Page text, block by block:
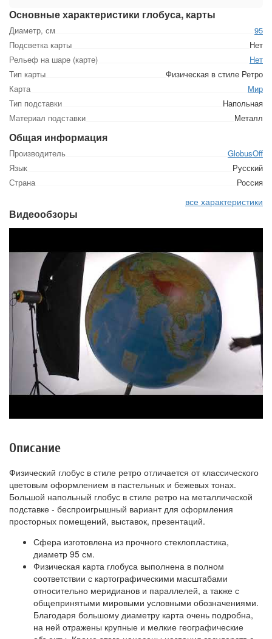
Основные характеристики глобуса, карты
Диаметр, см
95
Подсветка карты
Нет
Рельеф на шаре (карте)
Нет
Тип карты
Физическая в стиле Ретро
Карта
Мир
Тип подставки
Напольная
Материал подставки
Металл
Общая информация
Производитель
GlobusOff
Язык
Русский
Страна
Россия
все характеристики
Видеообзоры
Описание
Физический глобус в стиле ретро отличается от классического
цветовым оформлением в пастельных и бежевых тонах.
Большой напольный глобус в стиле ретро на металлической
подставке - беспроигрышный вариант для оформления
просторных помещений, выставок, презентаций.
Сфера изготовлена из прочного стеклопластика,
диаметр 95 см.
Физическая карта глобуса выполнена в полном
соответствии с картографическими масштабами
относительно меридианов и параллелей, а также с
общепринятыми мировыми условными обозначениями.
Благодаря большому диаметру карта очень подробна,
на ней отражены крупные и мелкие географические